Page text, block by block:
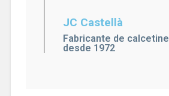
JC Castellà
Fabricante de
desde 1972